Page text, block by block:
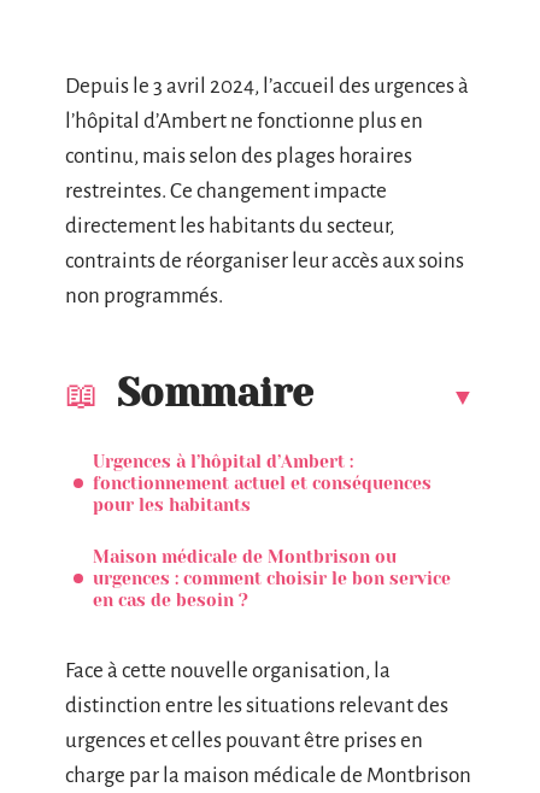
Depuis le 3 avril 2024, l’accueil des urgences à
l’hôpital d’Ambert ne fonctionne plus en
continu, mais selon des plages horaires
restreintes. Ce changement impacte
directement les habitants du secteur,
contraints de réorganiser leur accès aux soins
non programmés.
Sommaire
Urgences à l’hôpital d’Ambert :
fonctionnement actuel et conséquences
pour les habitants
Maison médicale de Montbrison ou
urgences : comment choisir le bon service
en cas de besoin ?
Face à cette nouvelle organisation, la
distinction entre les situations relevant des
urgences et celles pouvant être prises en
charge par la maison médicale de Montbrison